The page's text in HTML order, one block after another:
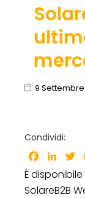
9 Settembre
Condividi:
È disponibile
SolareB2B